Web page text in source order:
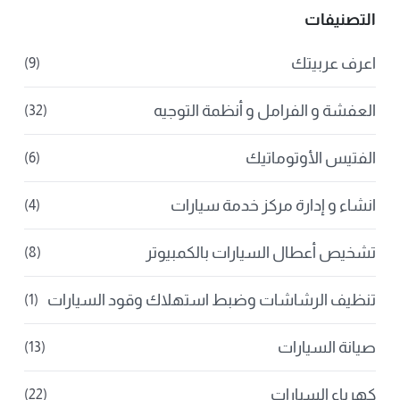
التصنيفات
اعرف عربيتك (9)
العفشة و الفرامل و أنظمة التوجيه (32)
الفتيس الأوتوماتيك (6)
انشاء و إدارة مركز خدمة سيارات (4)
تشخيص أعطال السيارات بالكمبيوتر (8)
تنظيف الرشاشات وضبط استهلاك وقود السيارات (1)
صيانة السيارات (13)
كهرباء السيارات (22)